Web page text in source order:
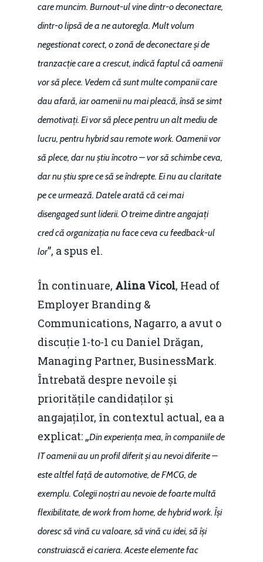
care muncim. Burnout-ul vine dintr-o deconectare,
dintr-o lipsă de a ne autoregla. Mult volum
negestionat corect, o zonă de deconectare și de
tranzacție care a crescut, indică faptul că oamenii
vor să plece. Vedem că sunt multe companii care
dau afară, iar oamenii nu mai pleacă, însă se simt
demotivați. Ei vor să plece pentru un alt mediu de
lucru, pentru hybrid sau remote work. Oamenii vor
să plece, dar nu știu încotro – vor să schimbe ceva,
dar nu știu spre ce să se îndrepte. Ei nu au claritate
pe ce urmează. Datele arată că cei mai
disengaged sunt liderii. O treime dintre angajați
cred că organizația nu face ceva cu feedback-ul
lor”, a spus el.
În continuare, Alina Vicol, Head of
Employer Branding &
Communications, Nagarro, a avut o
discuție 1-to-1 cu Daniel Drăgan,
Managing Partner, BusinessMark.
Întrebată despre nevoile și
prioritățile candidaților și
angajaților, în contextul actual, ea a
explicat: „Din experiența mea, în companiile de
IT oamenii au un profil diferit și au nevoi diferite –
este altfel față de automotive, de FMCG, de
exemplu. Colegii noștri au nevoie de foarte multă
flexibilitate, de work from home, de hybrid work. Își
doresc să vină cu valoare, să vină cu idei, să își
construiască ei cariera. Aceste elemente fac
predictibilitate,
concurenţă.
Soluții de
IMM
Rolul băncilor în
Redresare vs.
Fiscalitate pentru o
Durabilă
Martie 2016
pentru o Românie
Politici Europene în
Economie
Video Forum Marea
Piața gazelor naturale:
predictibilitate,
concurență.
Burse pentru
Contact
Daniel Apostol
Email: